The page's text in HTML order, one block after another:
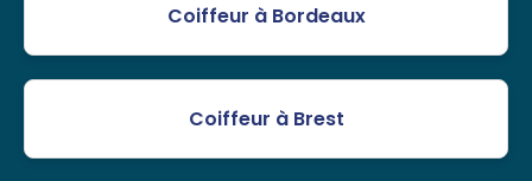
Coiffeur à Bordeaux
Coiffeur à Brest